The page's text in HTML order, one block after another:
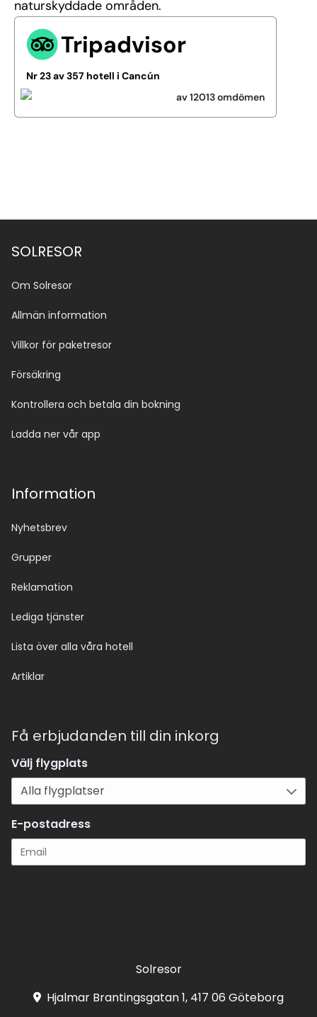
naturskyddade områden.
Tripadvisor
Nr 23 av 357 hotell i Cancún
av 12013 omdömen
SOLRESOR
Om Solresor
Allmän information
Villkor för paketresor
Försäkring
Kontrollera och betala din bokning
Ladda ner vår app
Information
Nyhetsbrev
Grupper
Reklamation
Lediga tjänster
Lista över alla våra hotell
Artiklar
Få erbjudanden till din inkorg
Välj flygplats
E-postadress
Solresor
Hjalmar Brantingsgatan 1, 417 06 Göteborg